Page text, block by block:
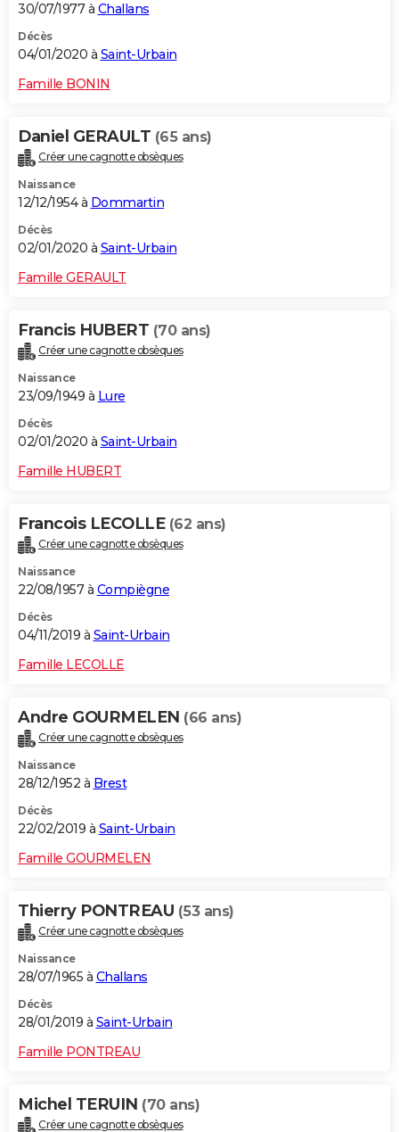
30/07/1977 à Challans
Décès
04/01/2020 à Saint-Urbain
Famille BONIN
Daniel GERAULT (65 ans)
Créer une cagnotte obsèques
Naissance
12/12/1954 à Dommartin
Décès
02/01/2020 à Saint-Urbain
Famille GERAULT
Francis HUBERT (70 ans)
Créer une cagnotte obsèques
Naissance
23/09/1949 à Lure
Décès
02/01/2020 à Saint-Urbain
Famille HUBERT
Francois LECOLLE (62 ans)
Créer une cagnotte obsèques
Naissance
22/08/1957 à Compiègne
Décès
04/11/2019 à Saint-Urbain
Famille LECOLLE
Andre GOURMELEN (66 ans)
Créer une cagnotte obsèques
Naissance
28/12/1952 à Brest
Décès
22/02/2019 à Saint-Urbain
Famille GOURMELEN
Thierry PONTREAU (53 ans)
Créer une cagnotte obsèques
Naissance
28/07/1965 à Challans
Décès
28/01/2019 à Saint-Urbain
Famille PONTREAU
Michel TERUIN (70 ans)
Créer une cagnotte obsèques